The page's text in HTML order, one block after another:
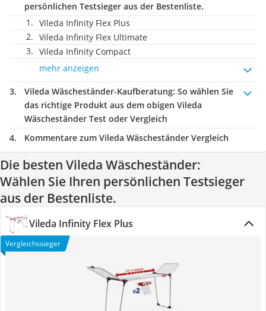
persönlichen Testsieger aus der Bestenliste.
Vileda Infinity Flex Plus
Vileda Infinity Flex Ultimate
Vileda Infinity Compact
mehr anzeigen
Vileda Wäscheständer-Kaufberatung: So wählen Sie
das richtige Produkt aus dem obigen Vileda
Wäscheständer Test oder Vergleich
Kommentare zum Vileda Wäscheständer Vergleich
Die besten Vileda Wäscheständer:
Wählen Sie Ihren persönlichen Testsieger
aus der Bestenliste.
Vileda Infinity Flex Plus
Vergleichssieger